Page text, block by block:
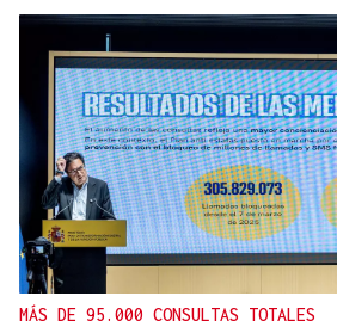
MÁS DE 95.000 CONSULTAS TOTALES